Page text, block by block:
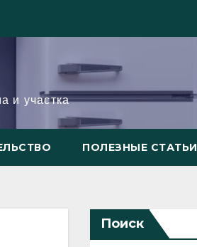
и участка
ПОЛЕЗНЫЕ СТАТЬИ
Поиск